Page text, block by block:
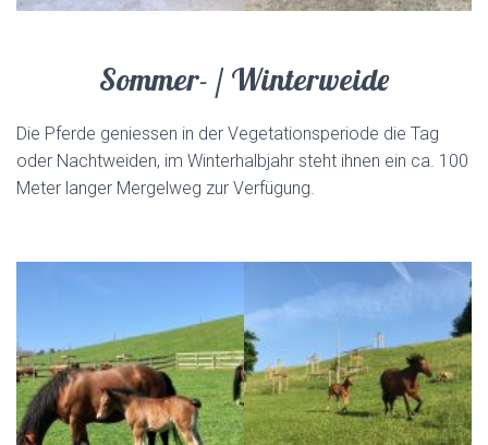
Sommer- / Winterweide
Die Pferde geniessen in der Vegetationsperiode die Tag
oder Nachtweiden, im Winterhalbjahr steht ihnen ein ca. 100
Meter langer Mergelweg zur Verfügung.